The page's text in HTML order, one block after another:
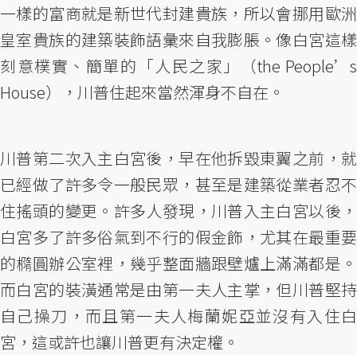
一樣的富商就是新世代封建貴族，所以會挪用歐洲
皇室貴族的建築裝飾語彙來自我膨脹。像白宮這樣
刻意樸實、簡單的「人民之家」（the People’s
House），川普住起來當然渾身不自在。
川普第二次入主白宮後，早在他拆毀東翼之前，就
已經做了許多令一般民眾，甚至是建築從業者忍不
住搖頭的變更。許多人發現，川普入主白宮以後，
白宮多了許多俗氣到不行的假金飾，尤其在最重要
的橢圓辦公室裡，幾乎整面牆跟壁爐上滿滿都是。
而白宮的裝潢通常是由第一夫人主掌，但川普堅持
自己操刀，而且第一夫人梅蘭妮亞並沒有入住白
宮，這或許也讓川普更有決定權。